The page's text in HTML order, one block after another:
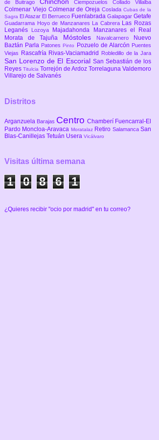
de Buitrago
CiempozuelosCollado Villalba
Colmenar Viejo Colmenar de Oreja Coslada Cubas de la
Sagra El Atazar El Berrueco Fuenlabrada Galapagar Getafe
Guadarrama Hoyo de Manzanares La Cabrera Las Rozas
Leganés
Lozoya Majadahonda
Manzanares el Real
Morata de Tajuña Móstoles Navalcarnero
Nuevo
Baztán Parla PatonesPinto Pozuelo de Alarcón Puentes
Viejas
Rascafría Rivas-Vaciamadrid Robledillo de la Jara
San Lorenzo de El Escorial San Sebastián de los
Reyes Titulcia Torrejón de Ardoz Torrelaguna Valdemoro
Villarejo de Salvanés
Distritos
Arganzuela Barajas Centro Chamberí Fuencarral-El
Pardo Moncloa-Aravaca Moratalaz Retiro SalamancaSan
Blas-Canillejas Tetuán Usera Vicálvaro
Visitas última semana
1 0 8 6 1
¿Quieres recibir "ocio por madrid" en tu correo?